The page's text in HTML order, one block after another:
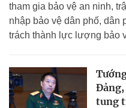
tham gia bảo vệ an ninh,
nhập bảo vệ dân phố, dân
trách thành lực lượng bảo
tung